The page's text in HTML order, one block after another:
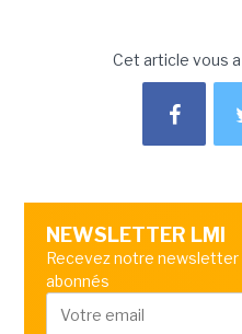
Cet article vous a
NEWSLETTER LMI
Recevez notre
abonnés